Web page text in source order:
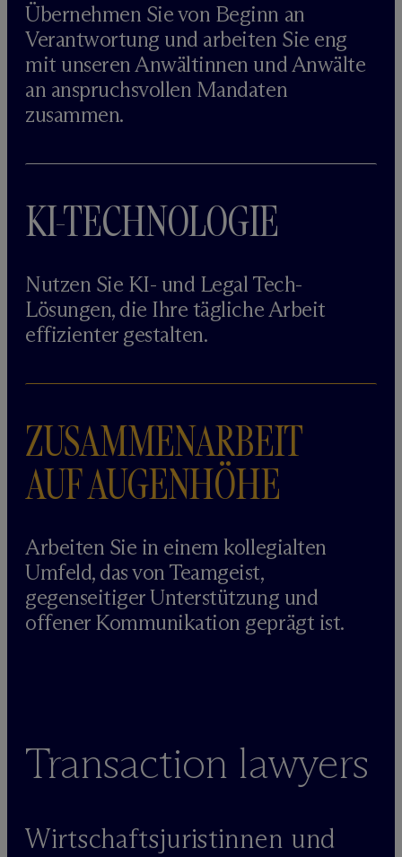
Übernehmen Sie von Beginn an
Verantwortung und arbeiten Sie eng
mit unseren Anwältinnen und Anwälte
an anspruchsvollen Mandaten
zusammen.
KI-TECHNOLOGIE
Nutzen Sie KI- und Legal Tech-
Lösungen, die Ihre tägliche Arbeit
effizienter gestalten.
ZUSAMMENARBEIT
AUF AUGENHÖHE
Arbeiten Sie in einem kollegialten
Umfeld, das von Teamgeist,
gegenseitiger Unterstützung und
offener Kommunikation geprägt ist.
Transaction lawyers
Wirtschaftsjuristinnen und